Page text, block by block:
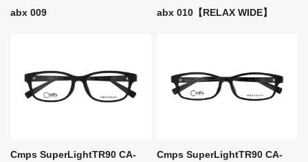
abx 009 abx 010【RELAX WIDE】
Cmps SuperLightTR90 CA-
Cmps SuperLightTR90 CA-